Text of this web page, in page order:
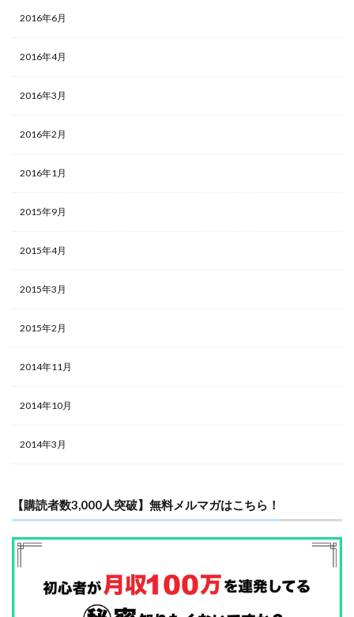
2016年6月
2016年4月
2016年3月
2016年2月
2016年1月
2015年9月
2015年4月
2015年3月
2015年2月
2014年11月
2014年10月
2014年3月
【購読者数3,000人突破】無料メルマガはこちら！